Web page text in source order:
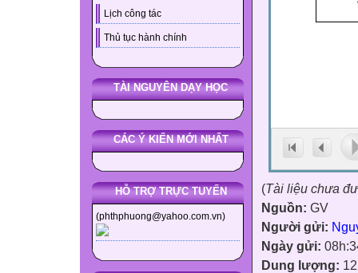
Lịch công tác
Thủ tục hành chính
TÀI NGUYÊN DẠY HỌC
CÁC Ý KIẾN MỚI NHẤT
HỖ TRỢ TRỰC TUYẾN
(phthphuong@yahoo.com.vn)
(Tài liệu chưa
Nguồn: GV
Người gửi:
Ngày gửi:
Dung lượng: